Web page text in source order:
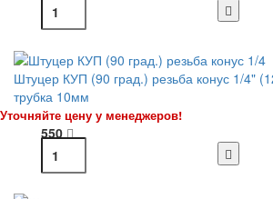
Штуцер КУП (90 град.) резьба конус 1/4"
трубка 10мм
Уточняйте цену у менеджеров!
550